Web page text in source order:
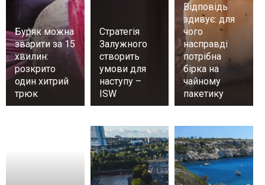
Буряк можна
зварити за 15
хвилин:
розкрито
один хитрий
трюк
Стратегія
Залужного
створить
умови для
наступу –
ISW
Відповідь
здивує: для
чого
насправді
потрібна
бірка на
чайному
пакетику